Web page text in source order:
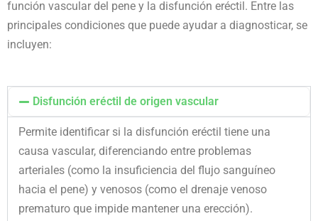
función vascular del pene y la disfunción eréctil. Entre las
principales condiciones que puede ayudar a diagnosticar, se
incluyen:
Disfunción eréctil de origen vascular
Permite identificar si la disfunción eréctil tiene una
causa vascular, diferenciando entre problemas
arteriales (como la insuficiencia del flujo sanguíneo
hacia el pene) y venosos (como el drenaje venoso
prematuro que impide mantener una erección).